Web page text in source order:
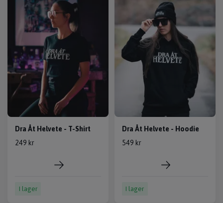
Dra Åt Helvete - T-Shirt
249 kr
I lager
Dra Åt Helvete - Hoodie
549 kr
I lager